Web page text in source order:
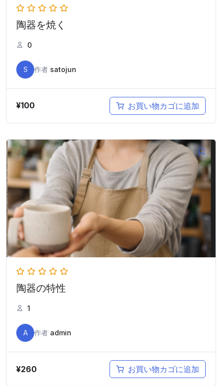
陶器を焼く
0
S 作者 satojun
¥100 お買い物カゴに追加
陶器の特性
1
A 作者 admin
¥260 お買い物カゴに追加